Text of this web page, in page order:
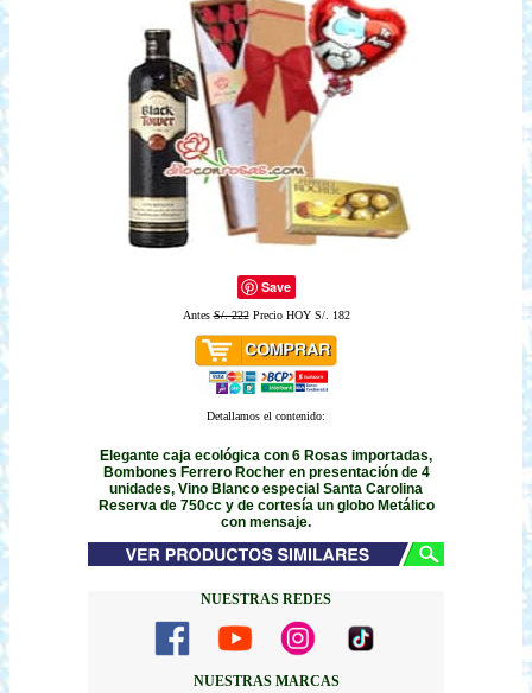
Save
AntesS/. 222Precio HOY S/. 182
Detallamos el contenido:
Elegante caja ecológica con 6 Rosas importadas,
Bombones Ferrero Rocher en presentación de 4
unidades, Vino Blanco especial Santa Carolina
Reserva de 750cc y de cortesía un globo Metálico
con mensaje.
NUESTRAS REDES
NUESTRAS MARCAS